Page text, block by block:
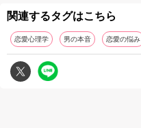
関連するタグはこちら
恋愛心理学 男の本音 恋愛の悩み